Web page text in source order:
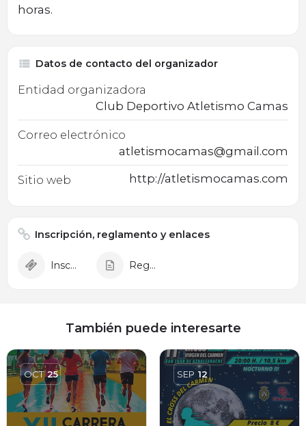
horas.
Datos de contacto del organizador
Entidad organizadora
Club Deportivo Atletismo Camas
Correo electrónico
atletismocamas@gmail.com
Sitio web http://atletismocamas.com
Inscripción, reglamento y enlaces
Inscripción Reglamento
También puede interesarte
OCT 25 SEP 12